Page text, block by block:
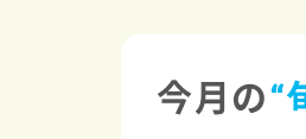
今月の“